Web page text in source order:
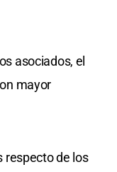
asociados, el
mayor
respecto de los